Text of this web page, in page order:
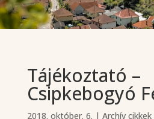
Tájékoztató –
Csipkebogyó
2018. október. 6. | Archív cikkek